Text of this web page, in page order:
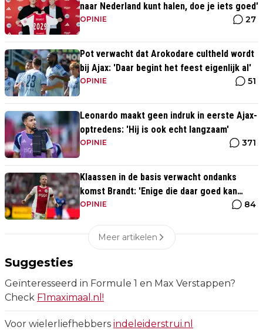
naar Nederland kunt halen, doe je iets goed'
OPINIE 27
Pot verwacht dat Arokodare cultheld wordt
bij Ajax: 'Daar begint het feest eigenlijk al'
OPINIE 51
Leonardo maakt geen indruk in eerste Ajax-
optredens: 'Hij is ook echt langzaam'
OPINIE 371
Klaassen in de basis verwacht ondanks
komst Brandt: 'Enige die daar goed kan
spelen'
OPINIE 84
Meer artikelen
Suggesties
Geïnteresseerd in Formule 1 en Max Verstappen?
Check F1maximaal.nl!
Voor wielerliefhebbers indeleiderstrui.nl